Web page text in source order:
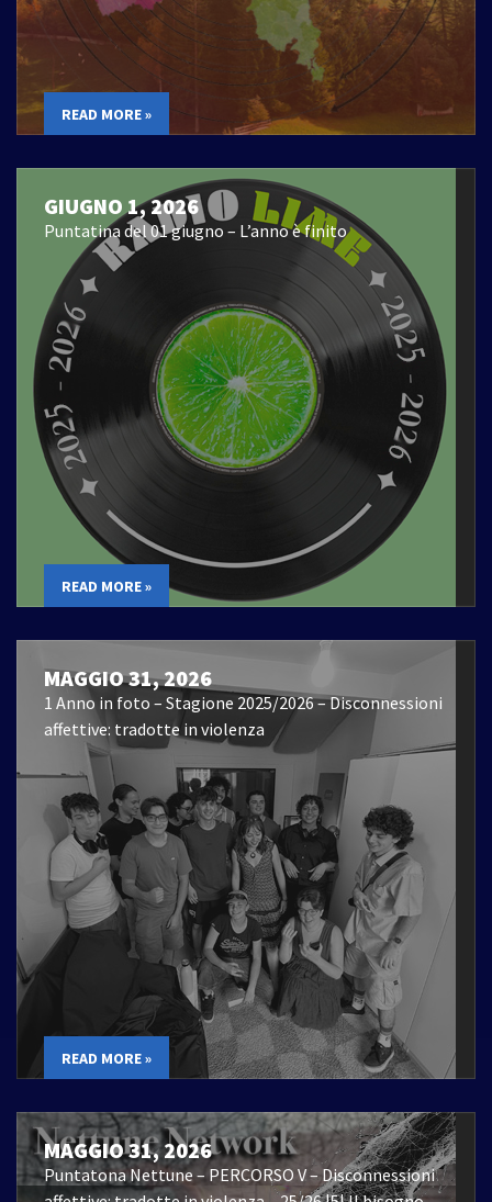
READ MORE »
GIUGNO 1, 2026
Puntatina del 01 giugno – L’anno è finito
READ MORE »
MAGGIO 31, 2026
1 Anno in foto – Stagione 2025/2026 – Disconnessioni
affettive: tradotte in violenza
READ MORE »
MAGGIO 31, 2026
Puntatona Nettune – PERCORSO V – Disconnessioni